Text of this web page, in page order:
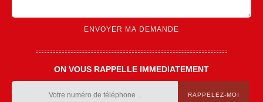
ON VOUS RAPPELLE IMMEDIATEMENT